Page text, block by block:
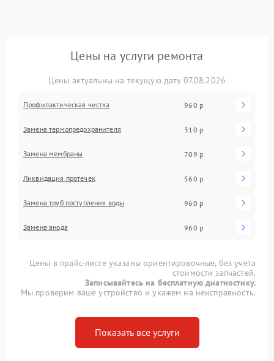
Цены на услуги ремонта
Цены актуальны на текущую дату 07.08.2026
Профилактическая чистка 960 р
Замена термопредохранителя 310 р
Замена мембраны 709 р
Ликвидация протечек 560 р
Замена труб поступления воды 960 р
Замена анода 960 р
Цены в прайс-листе указаны ориентировочные, без учета
стоимости запчастей.
Записывайтесь на бесплатную диагностику.
Мы проверим ваше устройство и укажем на неисправность.
Показать все услуги